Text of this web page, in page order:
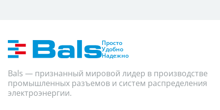
Просто
Удобно
Надежно
Bals — признанный мировой лидер в производстве
промышленных разъемов и систем распределения
электроэнергии.